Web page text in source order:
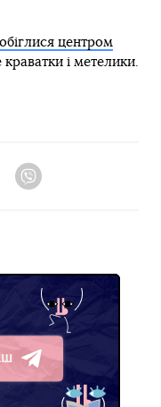
центром
і метелики.
Telegram